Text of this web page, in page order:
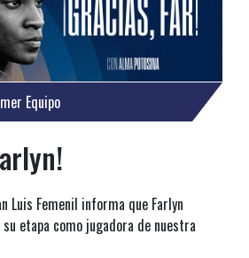
Equipo
Luis Femenil informa que Farlyn
etapa como jugadora de nuestra